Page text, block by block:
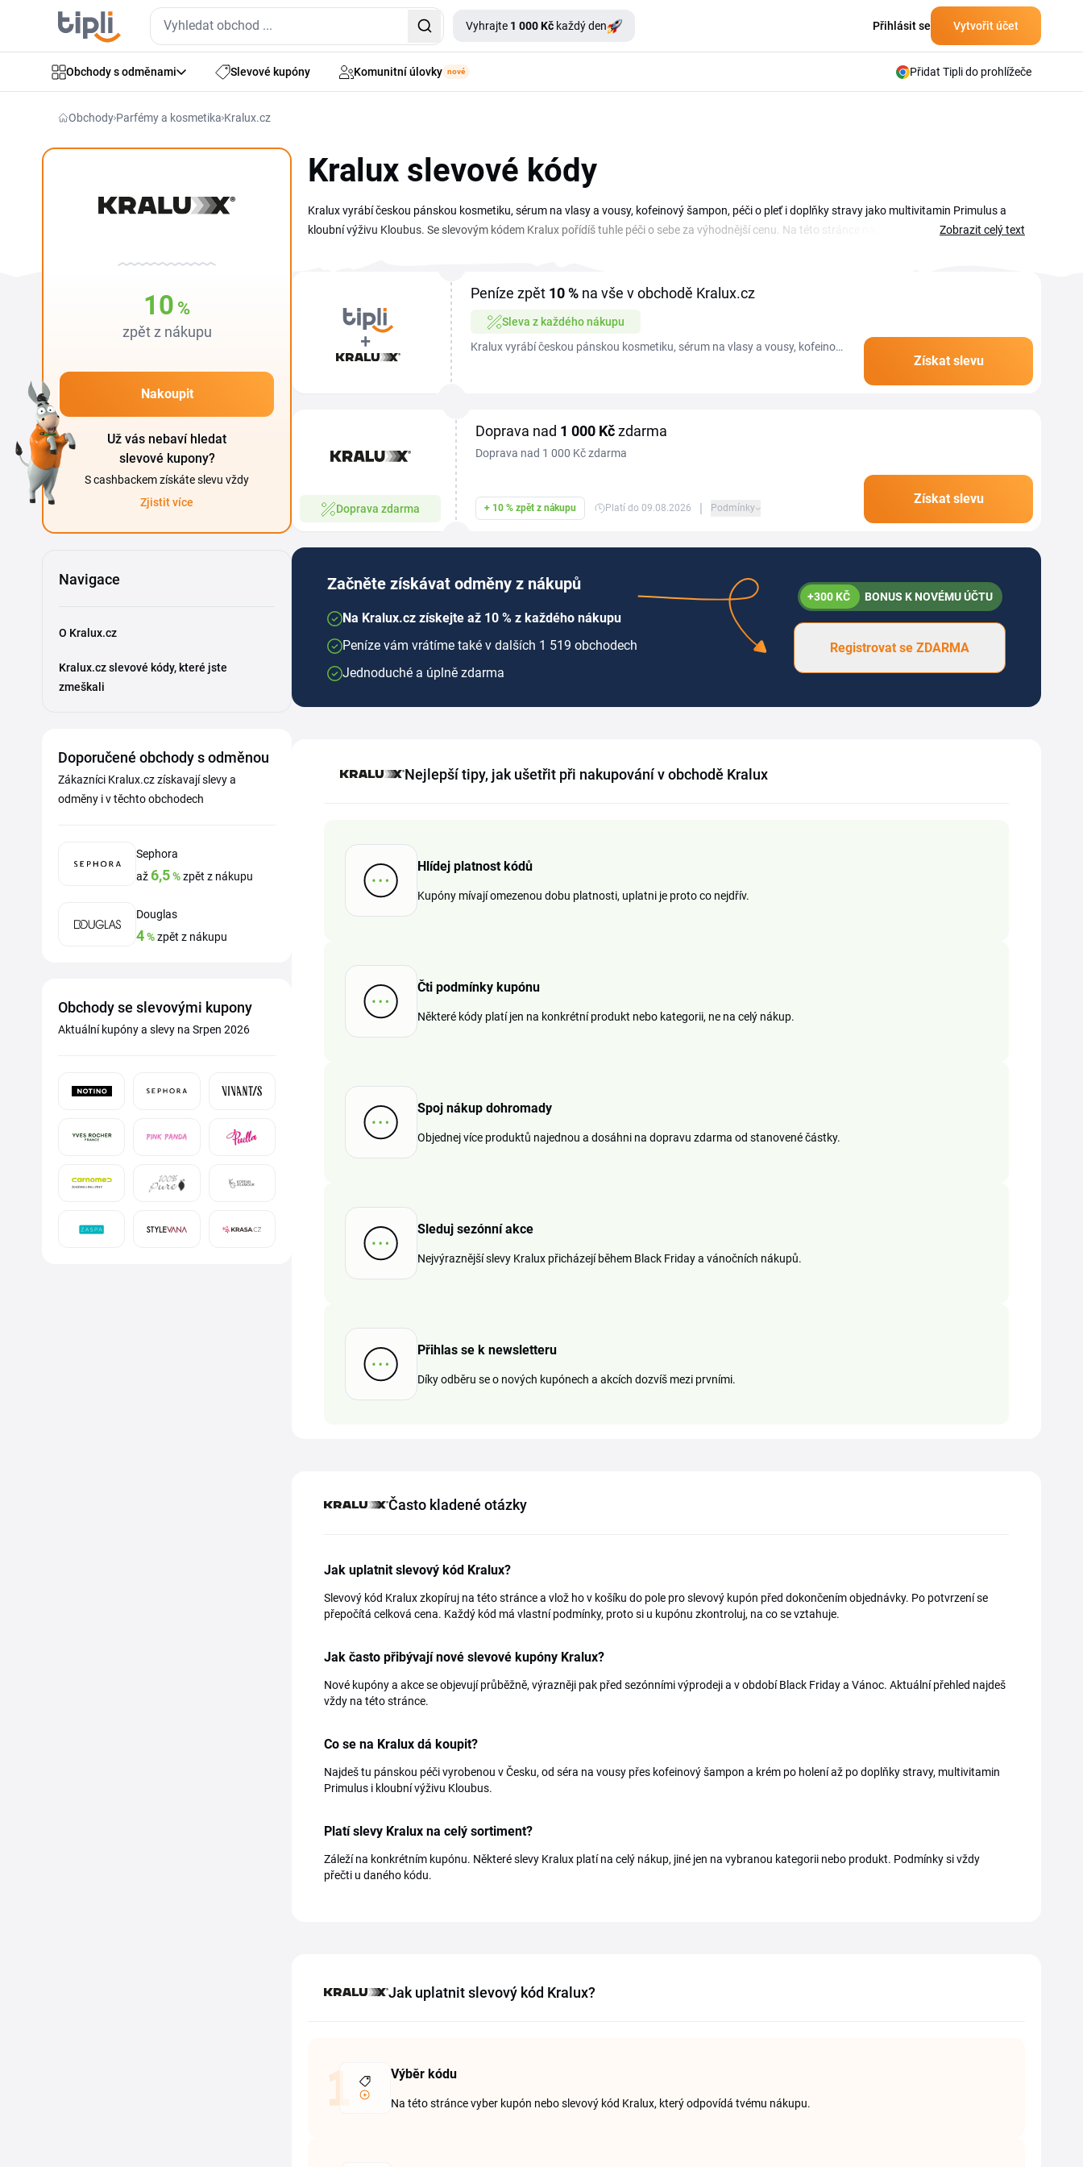
Vyhrajte 1 000 Kč každý den Přihlásit se Vytvořit účet
Obchody s odměnami Slevové kupóny Komunitní úlovky nové Přidat Tipli do prohlížeče
Obchody Parfémy a kosmetika Kralux.cz
10 %
zpět z nákupu
Nakoupit
Už vás nebaví hledat
slevové kupony?
S cashbackem získáte slevu vždy
Zjistit více
Navigace
O Kralux.cz
Kralux.cz slevové kódy, které jste
zmeškali
Doporučené obchody s odměnou
Zákazníci Kralux.cz získavají slevy a
odměny i v těchto obchodech
Sephora
až 6,5%zpět z nákupu
Douglas
4%zpět z nákupu
Obchody se slevovými kupony
Aktuální kupóny a slevy na Srpen 2026
Kralux slevové kódy
Kralux vyrábí českou pánskou kosmetiku, sérum na vlasy a vousy, kofeinový šampon, péči o pleť i doplňky stravy jako multivitamin Primulus a
kloubní výživu Kloubus. Se slevovým kódem Kralux pořídíš tuhle péči o sebe za výhodnější cenu. Na této stránce najdeš ověřené kupóny, slevové
Zobrazit celý text
Peníze zpět 10 % na vše v obchodě Kralux.cz
Sleva z každého nákupu
Kralux vyrábí českou pánskou kosmetiku, sérum na vlasy a vousy, kofeinový
Získat slevu
Doprava zdarma
Doprava nad 1 000 Kčzdarma
Doprava nad 1 000 Kč zdarma
+ 10 % zpět z nákupu Platí do 09.08.2026 | Podmínky
Získat slevu
Začněte získávat odměny z nákupů
Na Kralux.cz získejte až 10 % z každého nákupu
Peníze vám vrátíme také v dalších 1 519 obchodech
Jednoduché a úplně zdarma
+300 KČ BONUS K NOVÉMU ÚČTU
Registrovat se ZDARMA
Nejlepší tipy, jak ušetřit při nakupování v obchodě Kralux
Hlídej platnost kódů
Kupóny mívají omezenou dobu platnosti, uplatni je proto co nejdřív.
Čti podmínky kupónu
Některé kódy platí jen na konkrétní produkt nebo kategorii, ne na celý nákup.
Spoj nákup dohromady
Objednej více produktů najednou a dosáhni na dopravu zdarma od stanovené částky.
Sleduj sezónní akce
Nejvýraznější slevy Kralux přicházejí během Black Friday a vánočních nákupů.
Přihlas se k newsletteru
Díky odběru se o nových kupónech a akcích dozvíš mezi prvními.
Často kladené otázky
Jak uplatnit slevový kód Kralux?
Slevový kód Kralux zkopíruj na této stránce a vlož ho v košíku do pole pro slevový kupón před dokončením objednávky. Po potvrzení se
přepočítá celková cena. Každý kód má vlastní podmínky, proto si u kupónu zkontroluj, na co se vztahuje.
Jak často přibývají nové slevové kupóny Kralux?
Nové kupóny a akce se objevují průběžně, výrazněji pak před sezónními výprodeji a v období Black Friday a Vánoc. Aktuální přehled najdeš
vždy na této stránce.
Co se na Kralux dá koupit?
Najdeš tu pánskou péči vyrobenou v Česku, od séra na vousy přes kofeinový šampon a krém po holení až po doplňky stravy, multivitamin
Primulus i kloubní výživu Kloubus.
Platí slevy Kralux na celý sortiment?
Záleží na konkrétním kupónu. Některé slevy Kralux platí na celý nákup, jiné jen na vybranou kategorii nebo produkt. Podmínky si vždy
přečti u daného kódu.
Jak uplatnit slevový kód Kralux?
Výběr kódu
Na této stránce vyber kupón nebo slevový kód Kralux, který odpovídá tvému nákupu.